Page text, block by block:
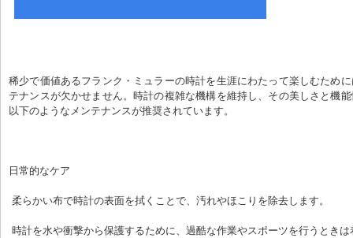
稀少で価値あるフランク・ミュラーの時計を生涯にわたって楽しむため
テナンスが欠かせません。時計の複雑な機構を維持し、その美しさと機
以下のようなメンテナンスが推奨されています。
日常的なケア
柔らかい布で時計の表面を拭くことで、汚れやほこりを除去します。
時計を水や衝撃から保護するために、過酷な作業やスポーツを行うとき